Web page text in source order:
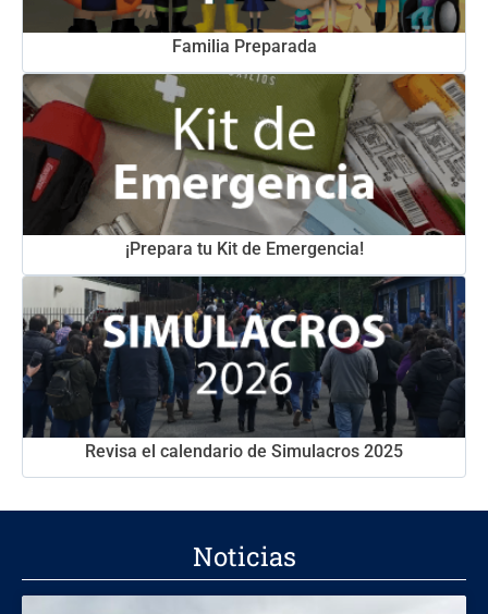
Familia Preparada
¡Prepara tu Kit de Emergencia!
Revisa el calendario de Simulacros 2025
Noticias